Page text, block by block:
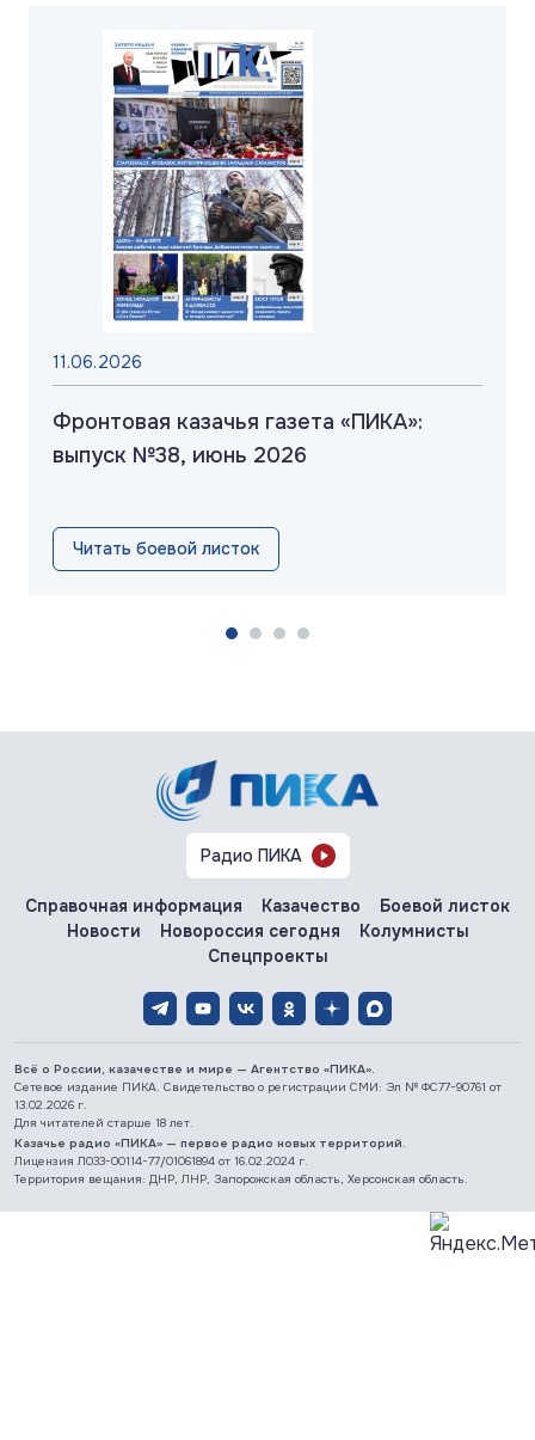
11.06.2026
Фронтовая казачья газета «ПИКА»:
выпуск №38, июнь 2026
Читать боевой листок
Радио ПИКА
Справочная информация Казачество
Боевой листок
Новости
Новороссия сегодня
Колумнисты
Спецпроекты
Всё о России, казачестве и мире — Агентство «ПИКА».
Сетевое издание ПИКА. Свидетельство о регистрации СМИ: Эл № ФС77-90761 от
13.02.2026 г.
Для читателей старше 18 лет.
Казачье радио «ПИКА» — первое радио новых территорий.
Лицензия Л033-00114-77/01061894 от 16.02.2024 г.
Территория вещания: ДНР, ЛНР, Запорожская область, Херсонская область.